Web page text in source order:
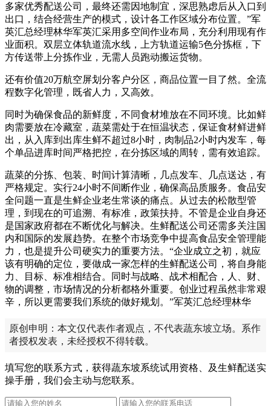
多家优秀配送公司，最终还需因地制宜，深思熟虑后从入口到
出口，结合经营生产的模式，设计各工作区域分布位置。”军
英汇总经理林华军英汇采用多空间作业布局，充分利用现有作
业面积。双层立体轨道流水线，上方轨道运输5色分拣框，下
方传送带上分拣作业，无需人员跑动搬运货物。
还有价值20万航空屏划分客户分区，商品位置一目了然。全流
程数字化管理，既省人力，又高效。
同时为确保食品的新鲜度，不同食材堆放在不同环境。比如鲜
肉需要放在冷藏室，蔬菜需处于在恒温状态，保证食材鲜进鲜
出，从入库到出库生鲜不超过8小时，肉制品2小时内发车，每
个单品进库时间严格把控，在分拣区域的周转，需有效追踪。
蔬菜的分拣、包装、时间计算清晰，几点发车、几点送达，有
严格规定。实行24小时不间断作业，确保高品质服务。食品安
全问题一直是生鲜企业老生常谈的痛点。从过去的松散型管
理，到现在的可追溯、有标准，政策扶持。不管是企业自身还
是国家政府都在不断优化与解决。生鲜配送公司还需多关注国
内和国际的发展趋势。在整个市场竞争中提高食品安全管理能
力，也是提升公司硬实力的重要方法。“企业成立之初，就应
该有明确的定位，要做成一家怎样的生鲜配送公司，将自身能
力、目标、标准相结合。同时与战略、战术相配合，人、财、
物的调整，市场情况的分析都格外重要。创业过程虽然非常艰
辛，所以更需要我们系统的做好规划。”军英汇总经理林华
原创申明：本文仅代表作者观点，不代表蔬东坡立场。系作
者授权发表，未经授权不得转载。
填写您的联系方式，获得蔬东坡系统试用资格、及生鲜配送实
操手册，我们会主动与您联系。